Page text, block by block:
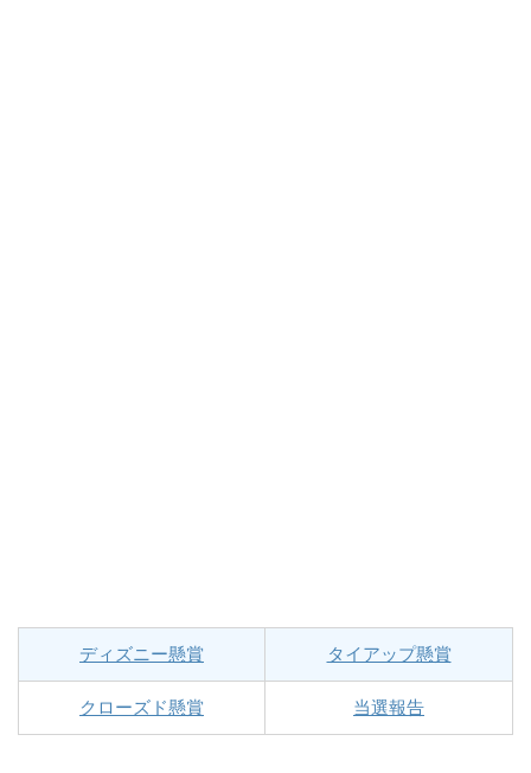
ディズニー懸賞 タイアップ懸賞
クローズド懸賞 当選報告